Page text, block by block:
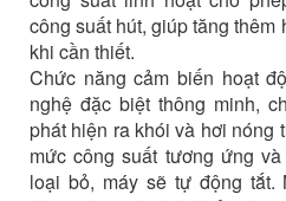
công suất hút, giúp tăng thêm
khi cần thiết.
Chức năng cảm biến hoạt
nghệ đặc biệt thông minh,
phát hiện ra khói và hơi nóng
mức công suất tương ứng
loại bỏ, máy sẽ tự động